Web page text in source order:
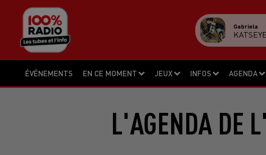
ÉVÉNEMENTS EN CE MOMENT JEUX INFOS AGENDA
Gabriela
KATSEYE
L'AGENDA DE